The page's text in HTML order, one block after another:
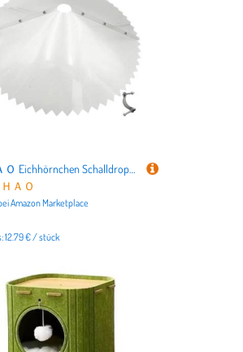
ＡＷＨＡＯ Eichhörnchen Schalldropel Vogel Feeder Stangen Vogelhaus Eichhörnchen Guard für Outdoor
ＡＯ
Amazon Marketplace
12.79 € / stück